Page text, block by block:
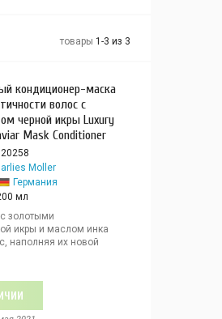
товары 1-3 из 3
кондиционер-маска
волос с
черной икры Luxury
Mask Conditioner
20258
Moller
Германия
мл
золотыми
икры и маслом инка
наполняя их новой